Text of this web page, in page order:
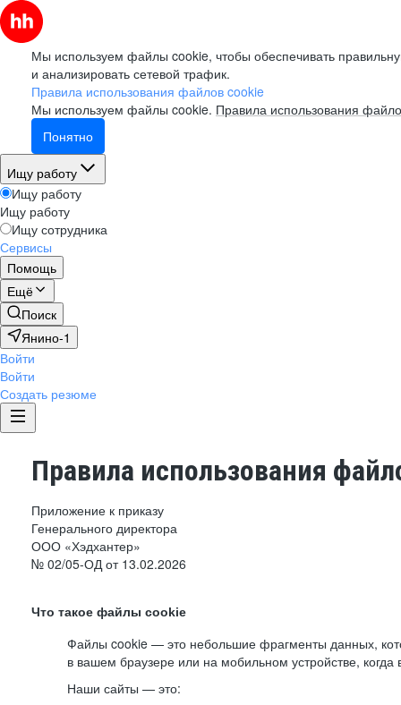
Мы используем файлы cookie, чтобы обеспечивать
и анализировать сетевой трафик.
Правила использования файлов cookie
Мы используем файлы cookie. Правила использования
Понятно
Ищу работу
Ищу работу
Ищу работу
Ищу сотрудника
Сервисы
Помощь
Ещё
Поиск
Янино-1
Войти
Войти
Создать резюме
Правила использования
Приложение к приказу
Генерального директора
ООО «Хэдхантер»
№ 02/05-ОД от 13.02.2026
Что такое файлы cookie
Файлы cookie — это небольшие фрагменты данных,
в вашем браузере или на мобильном устройстве,
Наши сайты — это: